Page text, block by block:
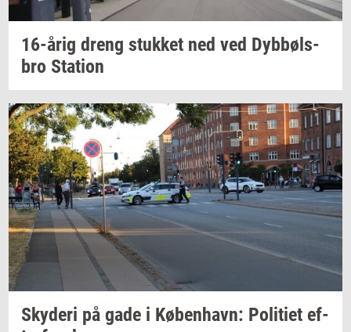
16-årig dreng stuk­ket ned ved Dybbøls­
bro Sta­tion
Sky­de­ri på gade i Kø­ben­havn: Po­li­ti­et ef­